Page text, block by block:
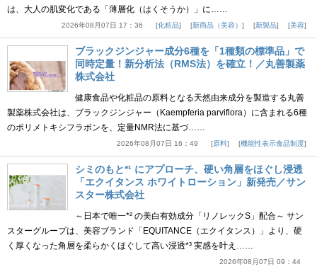
は、大人の肌変化である「薄層化（はくそうか）」に……
2026年08月07日 17：36 化粧品 新商品（美容） 新製品 美容
ブラックジンジャー成分6種を「1種類の標準品」で
同時定量！新分析法（RMS法）を確立！／丸善製薬
株式会社
健康食品や化粧品の原料となる天然由来成分を製造する丸善
製薬株式会社は、ブラックジンジャー（Kaempferia parviflora）に含まれる6種
のポリメトキシフラボンを、定量NMR法に基づ……
2026年08月07日 16：49 原料 機能性表示食品制度
シミのもと*¹ にアプローチ、硬い角層をほぐし浸透
「エクイタンス ホワイトローション」新発売／サン
スター株式会社
～日本で唯一*² の美白有効成分「リノレックS」配合～ サン
スターグループは、美容ブランド「EQUITANCE（エクイタンス）」より、硬
く厚くなった角層を柔らかくほぐして高い浸透*³ 実感を叶え……
2026年08月07日 09：44